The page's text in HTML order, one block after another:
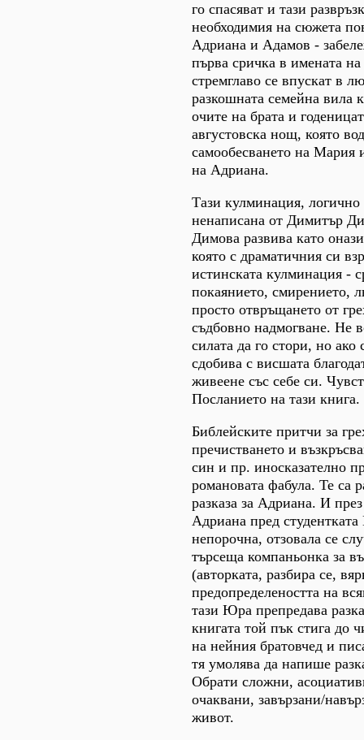
го спасяват и тази
необходимия на сюжета
Адриана и Адамов -
първа сричка в имената
стремглаво се впускат в
разкошната семейна вила
очите на брата и
августовска нощ, която
самообесването на Мария
на Адриана.
Тази кулминация, логично
ненаписана от Димитър
Димова развива като
която с драматичния си
истинската кулминация -
покаянието, смирението,
просто отвръщането от
съдбовно надмогване. Не
силата да го стори, но ако
сдобива с висшата
живеене със себе си.
Посланието на тази книга.
Библейските притчи за
пречистването и
син и пр. иносказателно
романовата фабула. Те са
разказа за Адриана. И
Адриана пред
непорочна, отзовала се
търсеща компаньонка за
(авторката, разбира се,
предопределеността на
тази Юра препредава
книгата той пък стига до
на нейния братовчед и
тя умолява да напише
Обрати сложни,
очаквани, завързани/
живот.